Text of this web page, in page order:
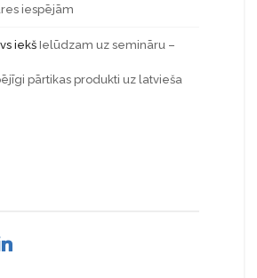
iespējām
iekš Ielūdzam uz semināru –
pārtikas produkti uz latvieša